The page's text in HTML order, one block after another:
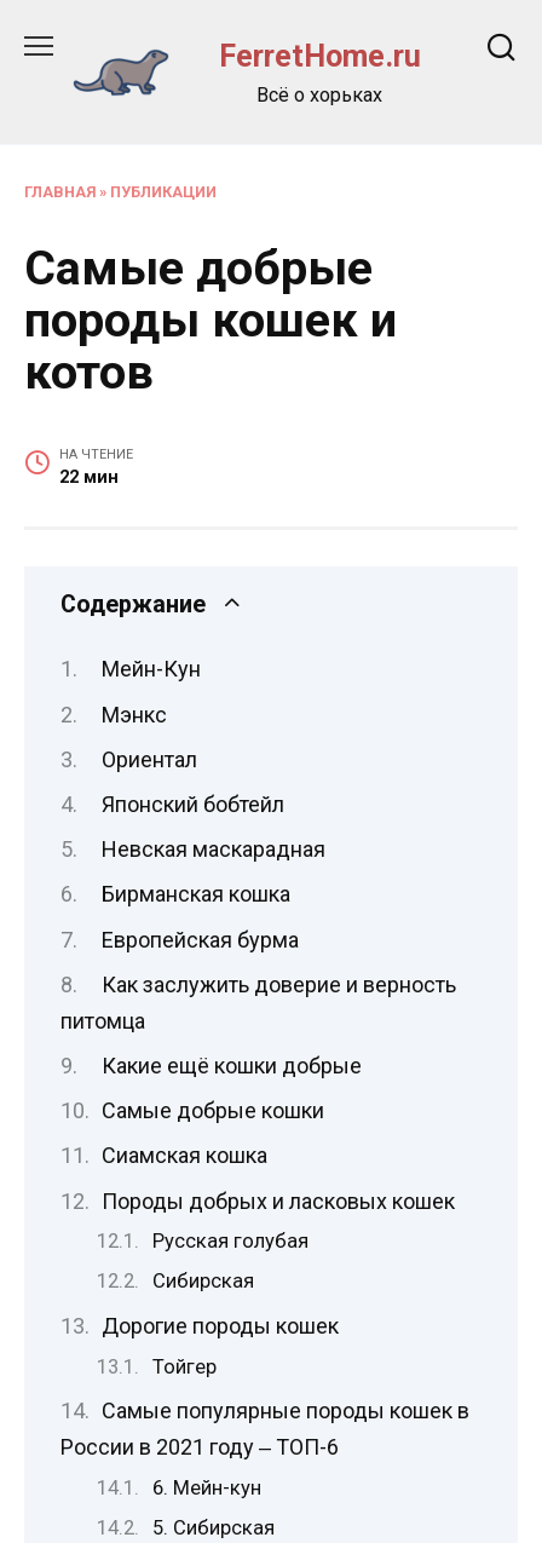
содержанию
FerretHome.ru
Всё о хорьках
ГЛАВНАЯ » ПУБЛИКАЦИИ
Самые добрые
породы кошек и
котов
НА ЧТЕНИЕ
22 мин
Содержание
Мейн-Кун
Мэнкс
Ориентал
Японский бобтейл
Невская маскарадная
Бирманская кошка
Европейская бурма
Как заслужить доверие и верность
питомца
Какие ещё кошки добрые
Самые добрые кошки
Сиамская кошка
Породы добрых и ласковых кошек
Русская голубая
Сибирская
Дорогие породы кошек
Тойгер
Самые популярные породы кошек в
России в 2021 году ‒ ТОП-6
6. Мейн-кун
5. Сибирская